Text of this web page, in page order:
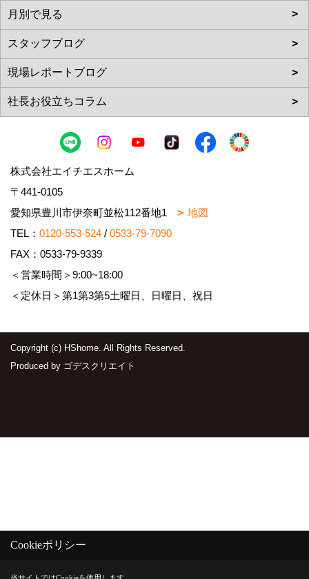
株式会社エイチエスホーム
〒441-0105
愛知県豊川市伊奈町並松112番地1
地図
TEL： 0120-553-524 / 0533-79-7090
FAX：0533-79-9339
＜営業時間＞9:00~18:00
＜定休日＞第1第3第5土曜日、日曜日、祝日
Copyright (c) HShome. All Rights Reserved.
Produced by ゴデスクリエイト
Cookieポリシー